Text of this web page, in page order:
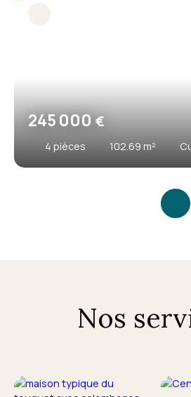
245 000€
4 pièces 102.69 m²
Nos